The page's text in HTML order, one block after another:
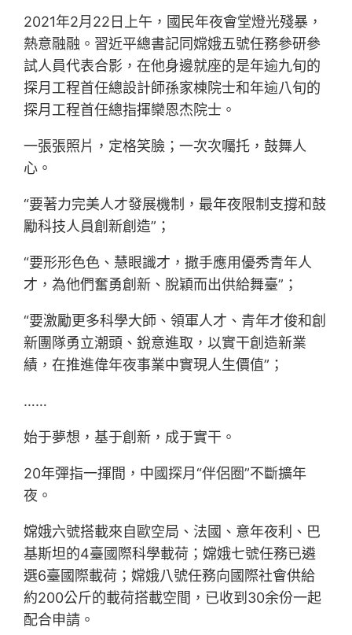
2021年2月22日上午，國民年夜會堂燈光殘暴，
熱意融融。習近平總書記同嫦娥五號任務參研參
試人員代表合影，在他身邊就座的是年逾九旬的
探月工程首任總設計師孫家棟院士和年逾八旬的
探月工程首任總指揮欒恩杰院士。
一張張照片，定格笑臉；一次次囑托，鼓舞人
心。
“要著力完美人才發展機制，最年夜限制支撐和鼓
勵科技人員創新創造”；
“要形形色色、慧眼識才，撒手應用優秀青年人
才，為他們奮勇創新、脫穎而出供給舞臺”；
“要激勵更多科學大師、領軍人才、青年才俊和創
新團隊勇立潮頭、銳意進取，以實干創造新業
績，在推進偉年夜事業中實現人生價值”；
……
始于夢想，基于創新，成于實干。
20年彈指一揮間，中國探月“伴侶圈”不斷擴年
夜。
嫦娥六號搭載來自歐空局、法國、意年夜利、巴
基斯坦的4臺國際科學載荷；嫦娥七號任務已遴
選6臺國際載荷；嫦娥八號任務向國際社會供給
約200公斤的載荷搭載空間，已收到30余份一起
配合申請。